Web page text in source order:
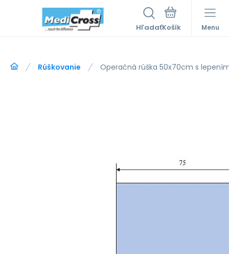
Hľadať Menu
Rúškovanie Operačná rúška 50x70cm s